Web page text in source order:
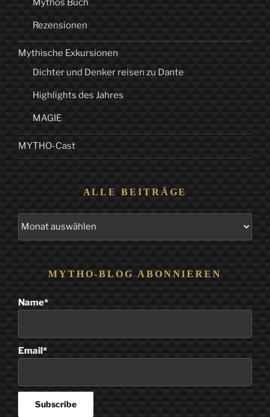
Mythos Buch
Rezensionen
Mythische Exkursionen
Dichter und Denker reisen zu Dante
Highlights des Jahres
MAGIE
MYTHO-Cast
ALLE BEITRÄGE
MYTHO-BLOG ABONNIEREN
Name*
Email*